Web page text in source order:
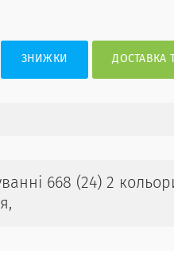
ЗНИЖКИ ДОСТАВКА
668 (24) 2